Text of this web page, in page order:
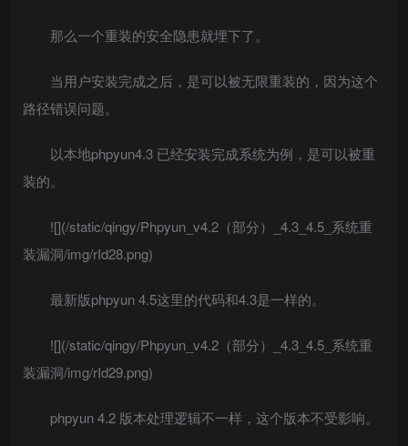
那么一个重装的安全隐患就埋下了。
当用户安装完成之后，是可以被无限重装的，因为这个
路径错误问题。
以本地phpyun4.3 已经安装完成系统为例，是可以被重
装的。
![](/static/qingy/Phpyun_v4.2（部分）_4.3_4.5_系统重
装漏洞/img/rId28.png)
最新版phpyun 4.5这里的代码和4.3是一样的。
![](/static/qingy/Phpyun_v4.2（部分）_4.3_4.5_系统重
装漏洞/img/rId29.png)
phpyun 4.2 版本处理逻辑不一样，这个版本不受影响。